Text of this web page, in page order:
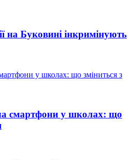
на Буковині інкримінують
смартфони у школах: що